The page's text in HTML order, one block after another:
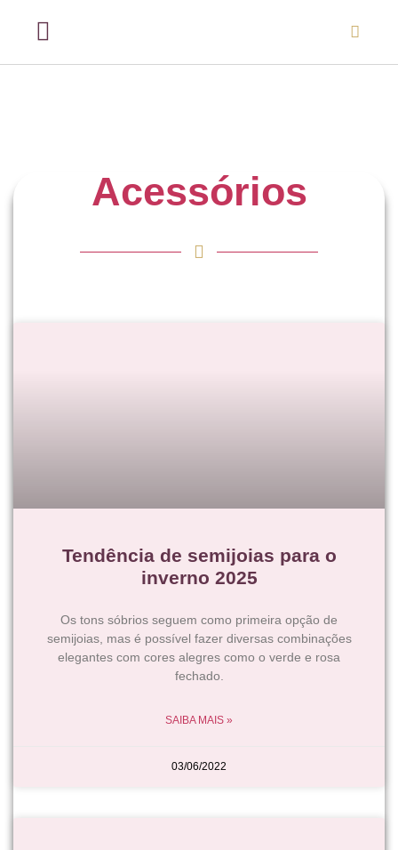
Acessórios
Tendência de semijoias para o
inverno 2025
Os tons sóbrios seguem como primeira opção de
semijoias, mas é possível fazer diversas combinações
elegantes com cores alegres como o verde e rosa
fechado.
SAIBA MAIS »
03/06/2022